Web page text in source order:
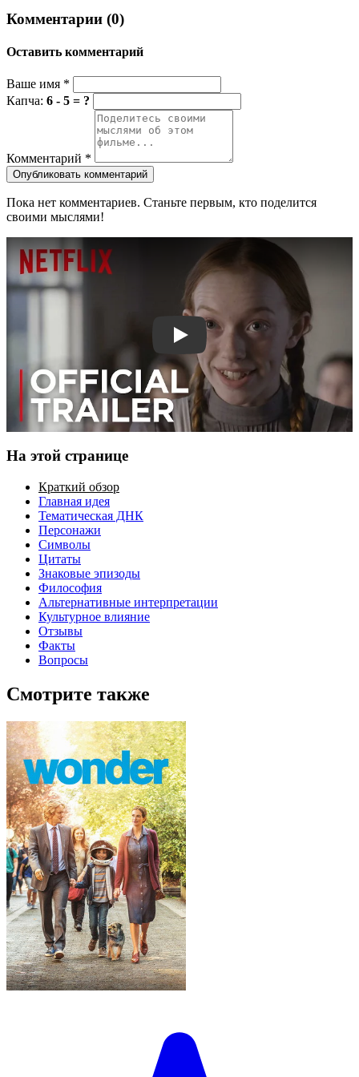
Комментарии (0)
Оставить комментарий
Ваше имя *
Капча: 6 - 5 = ?
Комментарий *
Опубликовать комментарий
Пока нет комментариев. Станьте первым, кто поделится
своими мыслями!
Смотреть трейлер
На этой странице
Краткий обзор
Главная идея
Тематическая ДНК
Персонажи
Символы
Цитаты
Знаковые эпизоды
Философия
Альтернативные интерпретации
Культурное влияние
Отзывы
Факты
Вопросы
Смотрите также